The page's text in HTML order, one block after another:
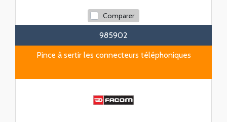
Comparer
985902
Pince à sertir les connecteurs téléphoniques